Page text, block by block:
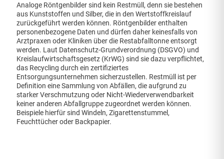
Analoge Röntgenbilder sind kein Restmüll, denn sie bestehen
aus Kunststoffen und Silber, die in den Wertstoffkreislauf
zurückgeführt werden können. Röntgenbilder enthalten
personenbezogene Daten und dürfen daher keinesfalls von
Arztpraxen oder Kliniken über die Restabfalltonne entsorgt
werden. Laut Datenschutz-Grundverordnung (DSGVO) und
Kreislaufwirtschaftsgesetz (KrWG) sind sie dazu verpflichtet,
das Recycling durch ein zertifiziertes
Entsorgungsunternehmen sicherzustellen. Restmüll ist per
Definition eine Sammlung von Abfällen, die aufgrund zu
starker Verschmutzung oder Nicht-Wiederverwendbarkeit
keiner anderen Abfallgruppe zugeordnet werden können.
Beispiele hierfür sind Windeln, Zigarettenstummel,
Feuchttücher oder Backpapier.